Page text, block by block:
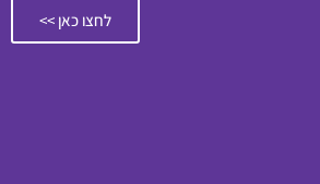
לחצו כאן >>